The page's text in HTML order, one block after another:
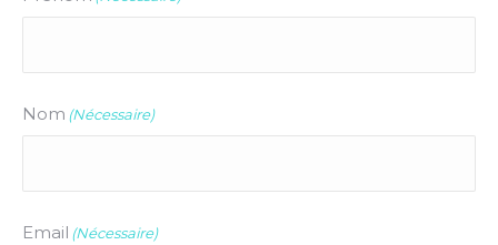
Nom (Nécessaire)
Email (Nécessaire)